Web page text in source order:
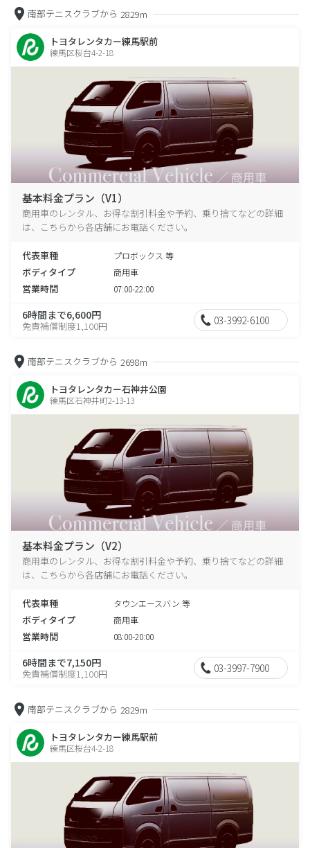
南部テニスクラブから 2829m
トヨタレンタカー練馬駅前
練馬区桜台4-2-18
基本料金プラン（V1）
商用車のレンタル、お得な割引料金や予約、乗り捨てなどの詳細
は、こちらから各店舗にお電話ください。
代表車種 プロボックス 等
ボディタイプ 商用車
営業時間 07:00-22:00
6時間まで6,600円
免責補償制度1,100円 03-3992-6100
南部テニスクラブから 2698m
トヨタレンタカー石神井公園
練馬区石神井町2-13-13
基本料金プラン（V2）
商用車のレンタル、お得な割引料金や予約、乗り捨てなどの詳細
は、こちらから各店舗にお電話ください。
代表車種 タウンエースバン 等
ボディタイプ 商用車
営業時間 08:00-20:00
6時間まで7,150円
免責補償制度1,100円 03-3997-7900
南部テニスクラブから 2829m
トヨタレンタカー練馬駅前
練馬区桜台4-2-18